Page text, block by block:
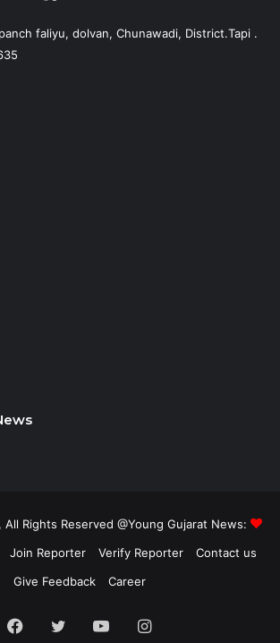
faliyu, dolvan, Chunawadi, District.Tapi .
Rights Reserved @Young Gujarat News:
Join Reporter Verify Reporter
Contact us
Give Feedback
Career
Facebook
TwitterYouTubeInstagram